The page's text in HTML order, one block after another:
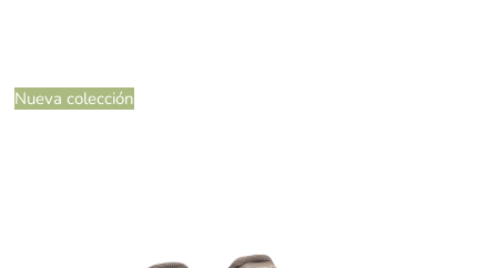
Nueva colección